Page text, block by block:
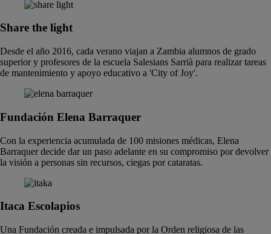
Share the light
Desde el año 2016, cada verano viajan a Zambia alumnos de grado
superior y profesores de la escuela Salesians Sarrià para realizar tareas
de mantenimiento y apoyo educativo a 'City of Joy'.
Fundación Elena Barraquer
Con la experiencia acumulada de 100 misiones médicas, Elena
Barraquer decide dar un paso adelante en su compromiso por devolver
la visión a personas sin recursos, ciegas por cataratas.
Itaca Escolapios
Una Fundación creada e impulsada por la Orden religiosa de las